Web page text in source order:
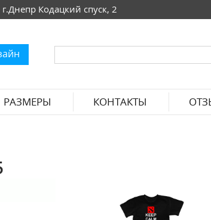
г.Днепр Кодацкий спуск, 2
РАЗМЕРЫ КОНТАКТЫ